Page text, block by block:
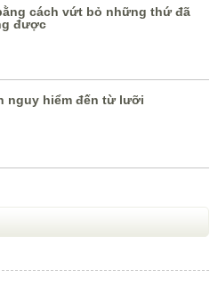
cách vứt bỏ những thứ đã
được
nguy hiểm đến từ lưỡi